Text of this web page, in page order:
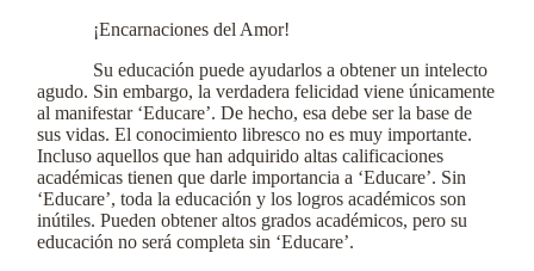
¡Encarnaciones del Amor!
Su educación puede ayudarlos a obtener un intelecto
agudo. Sin embargo, la verdadera felicidad viene únicamente
al manifestar ‘Educare’. De hecho, esa debe ser la base de
sus vidas. El conocimiento libresco no es muy importante.
Incluso aquellos que han adquirido altas calificaciones
académicas tienen que darle importancia a ‘Educare’. Sin
‘Educare’, toda la educación y los logros académicos son
inútiles. Pueden obtener altos grados académicos, pero su
educación no será completa sin ‘Educare’.